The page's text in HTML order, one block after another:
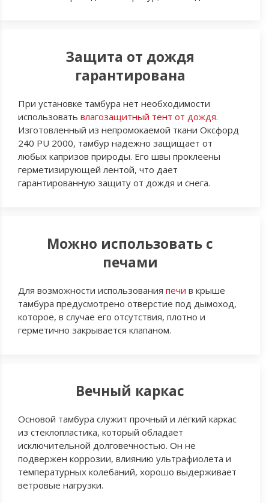
Защита от дождя
гарантирована
При установке тамбура нет необходимости
использовать влагозащитный тент от дождя.
Изготовленный из непромокаемой ткани Оксфорд
240 PU 2000, тамбур надежно защищает от
любых капризов природы. Его швы проклеены
герметизирующей лентой, что дает
гарантированную защиту от дождя и снега.
Можно использовать с
печами
Для возможности использования печи в крыше
тамбура предусмотрено отверстие под дымоход,
которое, в случае его отсутствия, плотно и
герметично закрывается клапаном.
Вечный каркас
Основой тамбура служит прочный и лёгкий каркас
из стеклопластика, который обладает
исключительной долговечностью. Он не
подвержен коррозии, влиянию ультрафиолета и
температурных колебаний, хорошо выдерживает
ветровые нагрузки.